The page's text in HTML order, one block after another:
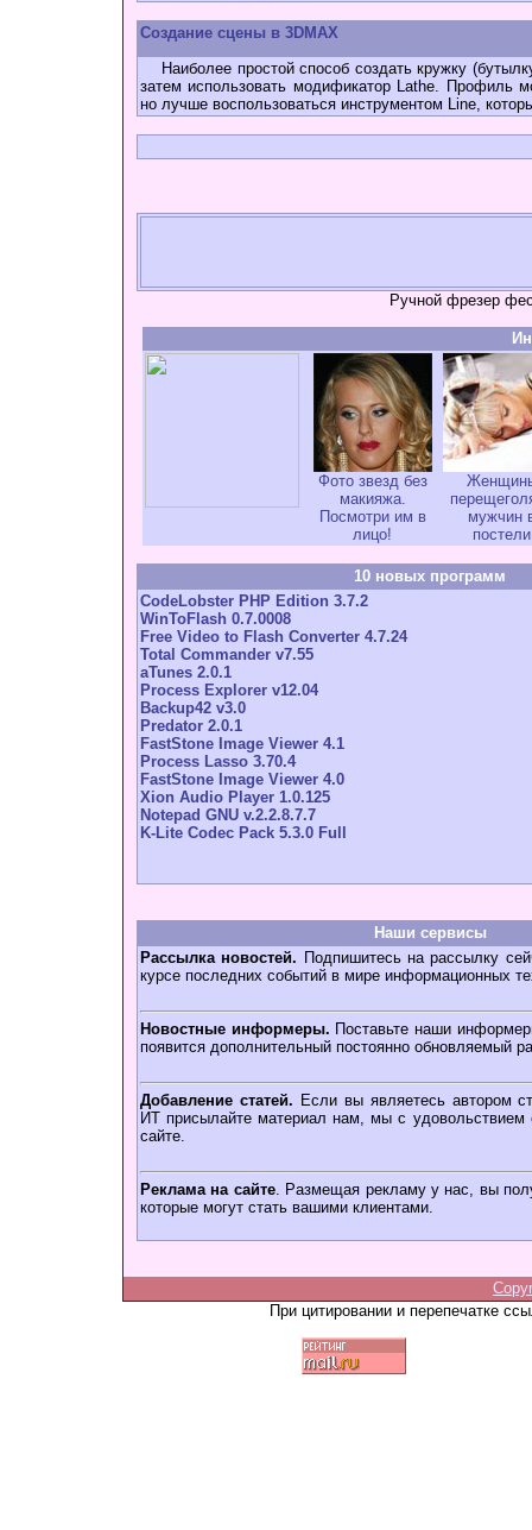
Создание сцены в 3DMAX
Наиболее простой способ создать кружку
затем использовать модификатор Lathe. Профиль
но лучше воспользоваться инструментом Line,
Ручной фрезер
Фото звезд без
макияжа.
Посмотри им в
лицо!
мужчин
постели
10 новых программ
CodeLobster PHP Edition 3.7.2
WinToFlash 0.7.0008
Free Video to Flash Converter 4.7.24
Total Commander v7.55
aTunes 2.0.1
Process Explorer v12.04
Backup42 v3.0
Predator 2.0.1
FastStone Image Viewer 4.1
Process Lasso 3.70.4
FastStone Image Viewer 4.0
Xion Audio Player 1.0.125
Notepad GNU v.2.2.8.7.7
K-Lite Codec Pack 5.3.0 Full
Наши сервисы
Рассылка новостей. Подпишитесь на рассылку
курсе последних событий в мире информационных
Новостные информеры. Поставьте наши
появится дополнительный постоянно обновляемый
Добавление статей. Если вы являетесь автором
ИТ присылайте материал нам, мы с удовольствием
сайте.
Реклама на сайте. Размещая рекламу у нас, вы
которые могут стать вашими клиентами.
При цитировании и перепечатке